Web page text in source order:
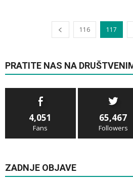
116 117
PRATITE NAS NA
4,051
Fans
65,467
Followers
ZADNJE OBJAVE